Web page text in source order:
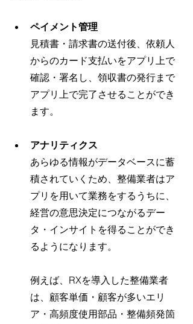
ペイメント管理
見積書・請求書の送付後、依頼人
からのカード支払いをアプリ上で
確認・署名し、領収書の発行まで
アプリ上で完了させることができ
ます。
アナリティクス
あらゆる情報がデータベースに蓄
積されていくため、整備業者はア
プリを用いて業務をするうちに、
経営の意思決定につながるデー
タ・インサイトを得ることができ
るようになります。
例えば、RXを導入した整備業者
は、顧客単価・顧客が多いエリ
ア・高頻度使用部品・整備頻発箇